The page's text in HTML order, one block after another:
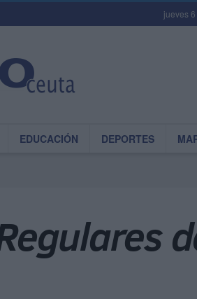
jueves
EDUCACIÓN DEPORTES